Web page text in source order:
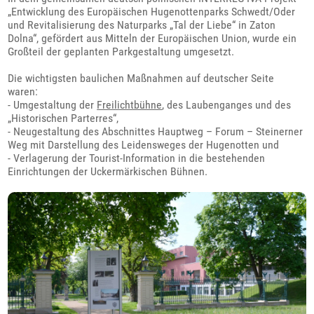
„Entwicklung des Europäischen Hugenottenparks Schwedt/Oder
und Revitalisierung des Naturparks „Tal der Liebe“ in Zaton
Dolna“, gefördert aus Mitteln der Europäischen Union, wurde ein
Großteil der geplanten Parkgestaltung umgesetzt.
Die wichtigsten baulichen Maßnahmen auf deutscher Seite
waren:
- Umgestaltung der Freilichtbühne, des Laubenganges und des
„Historischen Parterres“,
- Neugestaltung des Abschnittes Hauptweg – Forum – Steinerner
Weg mit Darstellung des Leidensweges der Hugenotten und
- Verlagerung der Tourist-Information in die bestehenden
Einrichtungen der Uckermärkischen Bühnen.